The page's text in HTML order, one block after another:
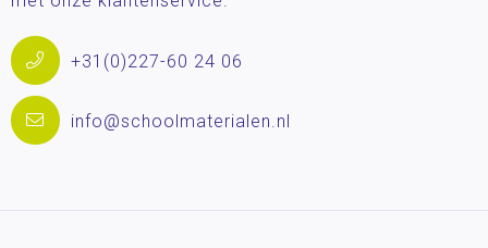
+31(0)227-60 24 06
info@schoolmaterialen.nl